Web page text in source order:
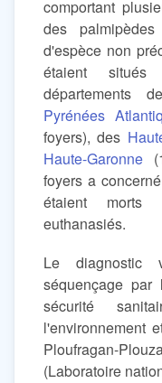
comportant
des
d'espèce non
étaient situés
départements
Pyrénées
foyers), des
Haute-Garonne
foyers a
étaient morts
euthanasiés.
Le diagnostic
séquençage par
sécurité
l'environnement
Ploufragan-
(Laboratoire